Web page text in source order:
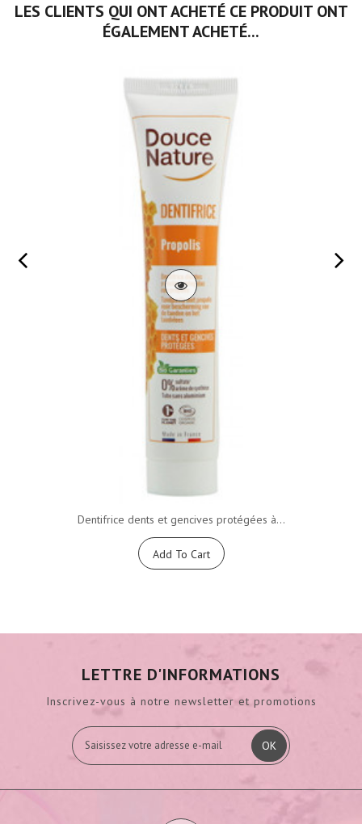
LES CLIENTS QUI ONT ACHETÉ CE PRODUIT ONT
ÉGALEMENT ACHETÉ...
Dentifrice dents et gencives protégées à...
Add To Cart
LETTRE D'INFORMATIONS
Inscrivez-vous à notre newsletter et promotions
OK